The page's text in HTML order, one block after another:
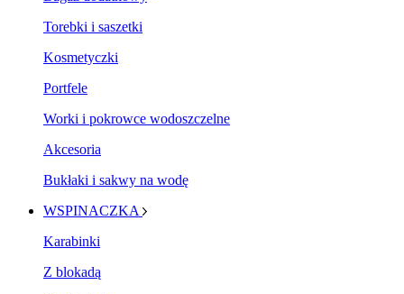
Torebki i saszetki
Kosmetyczki
Portfele
Worki i pokrowce wodoszczelne
Akcesoria
Bukłaki i sakwy na wodę
WSPINACZKA
Karabinki
Z blokadą